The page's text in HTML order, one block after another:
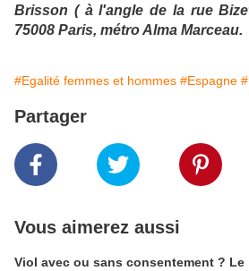
Brisson ( à l'angle de la rue
75008 Paris, métro Alma Marceau.
#Egalité femmes et hommes #Espagne
Partager
Vous aimerez aussi
Viol avec ou sans consentement ? Le